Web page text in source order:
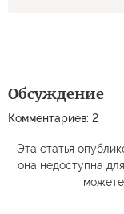
Обсуждение
Комментариев: 2
Эта статья
она недоступна